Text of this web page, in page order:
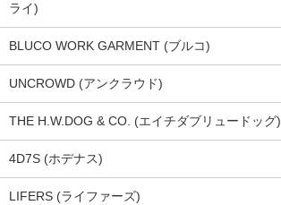
ライ)
BLUCO WORK GARMENT (ブルコ)
UNCROWD (アンクラウド)
THE H.W.DOG & CO. (エイチダブリュードッグ)
4D7S (ホデナス)
LIFERS (ライファーズ)